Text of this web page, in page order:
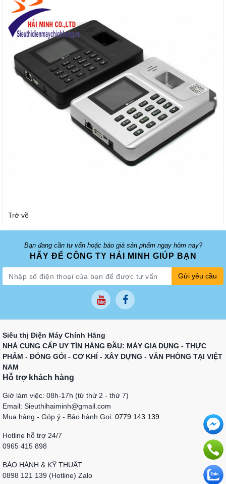
Trở về
Bạn đang cần tư vấn hoặc báo giá sản phẩm ngay hôm nay?
HÃY ĐỂ CÔNG TY HẢI MINH GIÚP BẠN
Gửi yêu cầu
Siêu thị Điện Máy Chính Hãng
NHÀ CUNG CẤP UY TÍN HÀNG ĐẦU: MÁY GIA DỤNG - THỰC
PHẨM - ĐÓNG GÓI - CƠ KHÍ - XÂY DỰNG - VĂN PHÒNG TẠI VIỆT
NAM
Hỗ trợ khách hàng
Giờ làm việc: 08h-17h (từ thứ 2 - thứ 7)
Email: Sieuthihaiminh@gmail.com
Mua hàng - Góp ý - Bảo hành Gọi: 0779 143 139
Hotline hỗ trợ 24/7
0965 415 898
BẢO HÀNH & KỸ THUẬT
0898 121 139 (Hotline) Zalo